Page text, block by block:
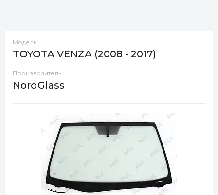
Модель
TOYOTA VENZA (2008 - 2017)
Производитель
NordGlass